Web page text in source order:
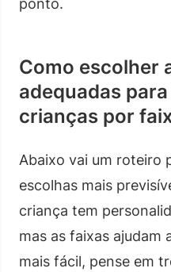
ponto.
Como escolher
adequadas
crianças por
Abaixo vai um roteiro
escolhas mais
criança tem
mas as faixas ajudam
mais fácil, pense em